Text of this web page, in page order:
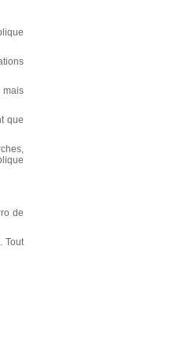
mais
que
de
Tout